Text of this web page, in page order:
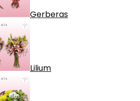
Gerberas
Lilium